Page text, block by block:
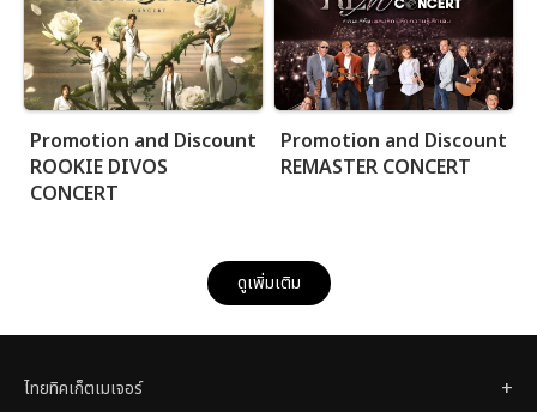
Promotion and Discount
ROOKIE DIVOS
CONCERT
Promotion and Discount
REMASTER CONCERT
ดูเพิ่มเติม
ไทยทิคเก็ตเมเจอร์